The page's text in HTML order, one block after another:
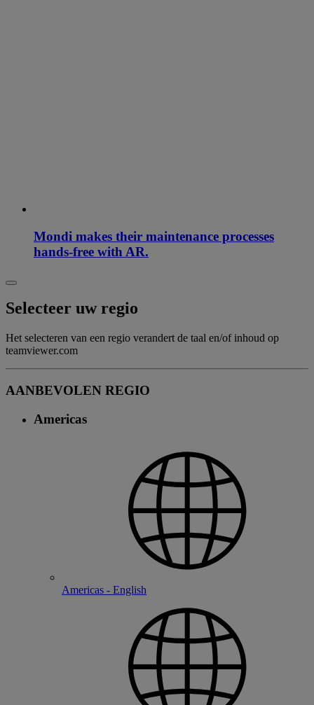
Mondi makes their maintenance processes
hands-free with AR.
Selecteer uw regio
Het selecteren van een regio verandert de taal en/of inhoud op
teamviewer.com
AANBEVOLEN REGIO
Americas
Americas - English